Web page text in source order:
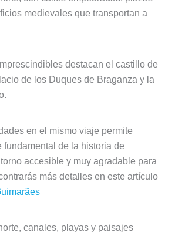
medievales que transportan a
destacan el castillo de
de los Duques de Braganza y la
en el mismo viaje permite
fundamental de la historia de
accesible y muy agradable para
más detalles en este artículo
canales, playas y paisajes